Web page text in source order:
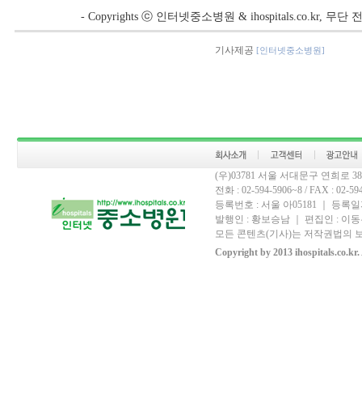
- Copyrights ⓒ 인터넷중소병원 & ihospitals.co.kr, 무단
기사제공 [인터넷중소병원]
(우)03781 서울 서대문구 연희로
전화 : 02-594-5906~8 / FAX : 02-
등록번호 : 서울 아05181 ｜ 등록
발행인 : 황보승남 ｜ 편집인 : 이
모든 콘텐츠(기사)는 저작권법의
Copyright by 2013 ihospitals.co.kr.